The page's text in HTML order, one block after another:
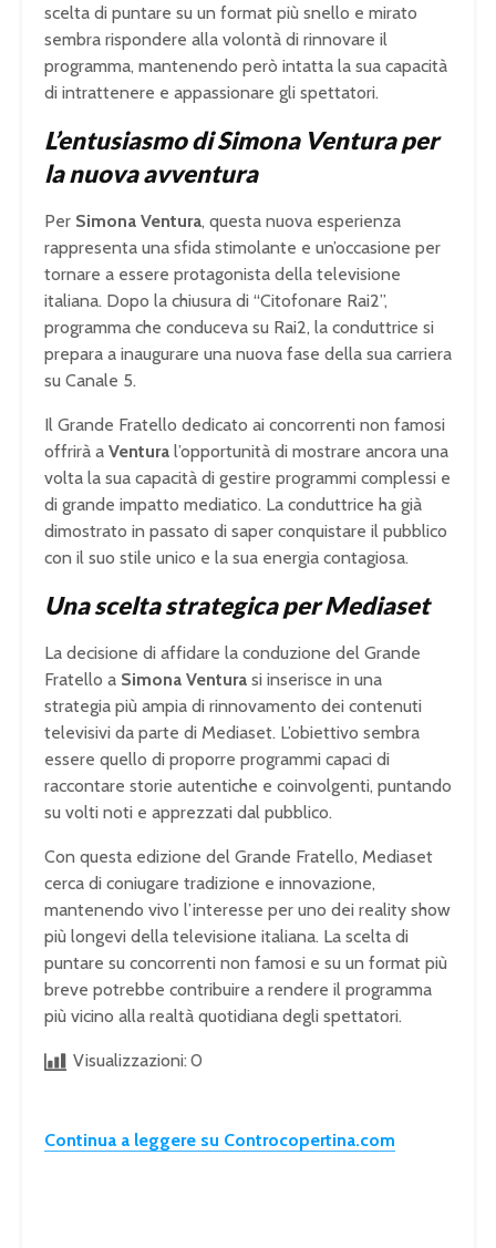
scelta di puntare su un format più snello e mirato
sembra rispondere alla volontà di rinnovare il
programma, mantenendo però intatta la sua capacità
di intrattenere e appassionare gli spettatori.
L’entusiasmo di Simona Ventura per
la nuova avventura
Per Simona Ventura, questa nuova esperienza
rappresenta una sfida stimolante e un’occasione per
tornare a essere protagonista della televisione
italiana. Dopo la chiusura di “Citofonare Rai2”,
programma che conduceva su Rai2, la conduttrice si
prepara a inaugurare una nuova fase della sua carriera
su Canale 5.
Il Grande Fratello dedicato ai concorrenti non famosi
offrirà a Ventura l’opportunità di mostrare ancora una
volta la sua capacità di gestire programmi complessi e
di grande impatto mediatico. La conduttrice ha già
dimostrato in passato di saper conquistare il pubblico
con il suo stile unico e la sua energia contagiosa.
Una scelta strategica per Mediaset
La decisione di affidare la conduzione del Grande
Fratello a Simona Ventura si inserisce in una
strategia più ampia di rinnovamento dei contenuti
televisivi da parte di Mediaset. L’obiettivo sembra
essere quello di proporre programmi capaci di
raccontare storie autentiche e coinvolgenti, puntando
su volti noti e apprezzati dal pubblico.
Con questa edizione del Grande Fratello, Mediaset
cerca di coniugare tradizione e innovazione,
mantenendo vivo l’interesse per uno dei reality show
più longevi della televisione italiana. La scelta di
puntare su concorrenti non famosi e su un format più
breve potrebbe contribuire a rendere il programma
più vicino alla realtà quotidiana degli spettatori.
Visualizzazioni: 0
Continua a leggere su Controcopertina.com